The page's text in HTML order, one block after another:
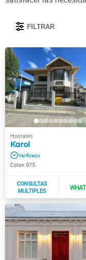
FILTRAR
Karol
Colon 975